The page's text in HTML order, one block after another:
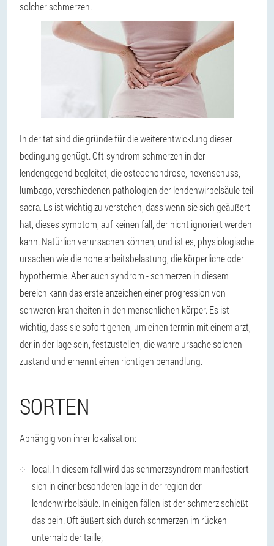
solcher schmerzen.
In der tat sind die gründe für die weiterentwicklung dieser
bedingung genügt. Oft-syndrom schmerzen in der
lendengegend begleitet, die osteochondrose, hexenschuss,
lumbago, verschiedenen pathologien der lendenwirbelsäule-teil
sacra. Es ist wichtig zu verstehen, dass wenn sie sich geäußert
hat, dieses symptom, auf keinen fall, der nicht ignoriert werden
kann. Natürlich verursachen können, und ist es, physiologische
ursachen wie die hohe arbeitsbelastung, die körperliche oder
hypothermie. Aber auch syndrom - schmerzen in diesem
bereich kann das erste anzeichen einer progression von
schweren krankheiten in den menschlichen körper. Es ist
wichtig, dass sie sofort gehen, um einen termin mit einem arzt,
der in der lage sein, festzustellen, die wahre ursache solchen
zustand und ernennt einen richtigen behandlung.
SORTEN
Abhängig von ihrer lokalisation:
local. In diesem fall wird das schmerzsyndrom manifestiert
sich in einer besonderen lage in der region der
lendenwirbelsäule. In einigen fällen ist der schmerz schießt
das bein. Oft äußert sich durch schmerzen im rücken
unterhalb der taille;